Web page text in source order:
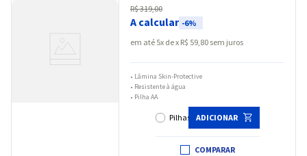
R$319,00
A calcular -6%
em até 5 x R$ 59,80 sem juros
• Lâmina Skin-Protective
• Resistente à água
• Pilha AA
COMPARAR
Pilhas ADICIONAR